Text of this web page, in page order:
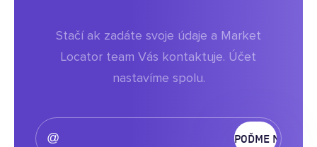
Stačí ak zadáte svoje údaje a Market
Locator team Vás kontaktuje. Účet
nastavíme spolu.